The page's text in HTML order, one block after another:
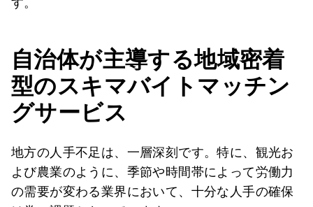
自治体が主導する地域密着
型のスキマバイトマッチン
グサービス
地方の人手不足は、一層深刻です。特に、観光お
よび農業のように、季節や時間帯によって労働力
の需要が変わる業界において、十分な人手の確保